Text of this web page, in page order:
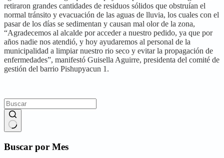
retiraron grandes cantidades de residuos sólidos que obstruían el
normal tránsito y evacuación de las aguas de lluvia, los cuales con el
pasar de los días se sedimentan y causan mal olor de la zona,
“Agradecemos al alcalde por acceder a nuestro pedido, ya que por
años nadie nos atendió, y hoy ayudaremos al personal de la
municipalidad a limpiar nuestro rio seco y evitar la propagación de
enfermedades”, manifestó Guisella Aguirre, presidenta del comité de
gestión del barrio Pishupyacun 1.
Buscar por Mes